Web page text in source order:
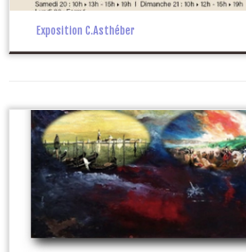
Exposition C.Asthéber